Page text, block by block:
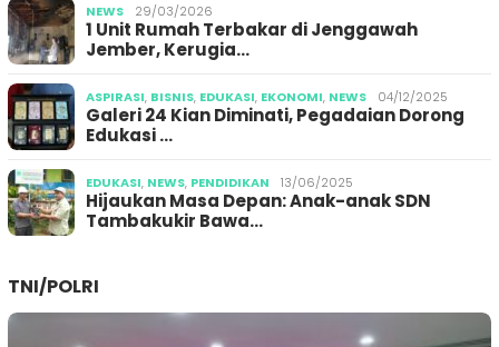
NEWS 29/03/2026
1 Unit Rumah Terbakar di Jenggawah
Jember, Kerugia…
ASPIRASI, BISNIS, EDUKASI, EKONOMI, NEWS 04/12/2025
Galeri 24 Kian Diminati, Pegadaian Dorong
Edukasi …
EDUKASI, NEWS, PENDIDIKAN 13/06/2025
Hijaukan Masa Depan: Anak-anak SDN
Tambakukir Bawa…
TNI/POLRI